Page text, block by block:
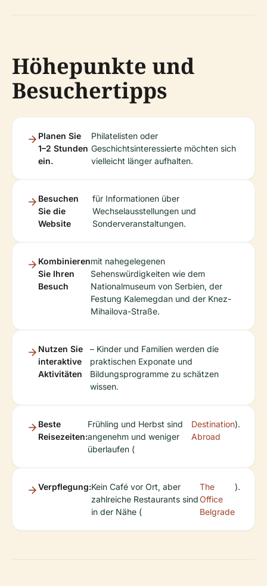
Höhepunkte und
Besuchertipps
Planen Sie
1–2 Stunden
ein.
Philatelisten oder
Geschichtsinteressierte möchten sich
vielleicht länger aufhalten.
Besuchen
Sie die
Website
für Informationen über
Wechselausstellungen und
Sonderveranstaltungen.
Kombinieren
Sie Ihren
Besuch
mit nahegelegenen
Sehenswürdigkeiten wie dem
Nationalmuseum von Serbien, der
Festung Kalemegdan und der Knez-
Mihailova-Straße.
Nutzen Sie
interaktive
Aktivitäten
– Kinder und Familien werden die
praktischen Exponate und
Bildungsprogramme zu schätzen
wissen.
Beste
Reisezeiten:
Frühling und Herbst sind
angenehm und weniger
überlaufen (
Destination
Abroad
).
Verpflegung:Kein Café vor Ort, aber
zahlreiche Restaurants sind
in der Nähe (
The
Office
Belgrade
).